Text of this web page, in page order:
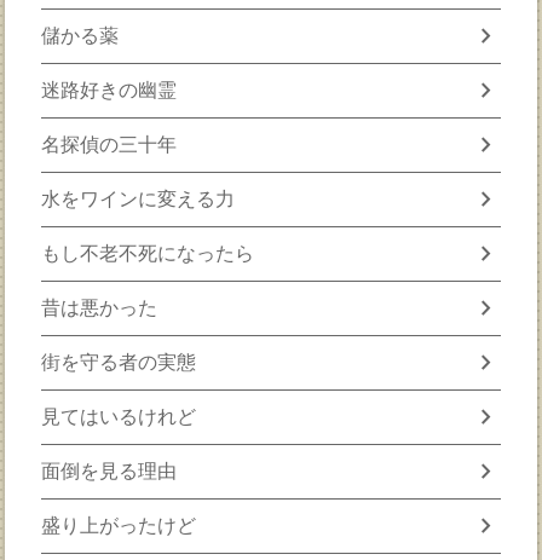
儲かる薬 chevron_right
迷路好きの幽霊 chevron_right
名探偵の三十年 chevron_right
水をワインに変える力 chevron_right
もし不老不死になったら chevron_right
昔は悪かった chevron_right
街を守る者の実態 chevron_right
見てはいるけれど chevron_right
面倒を見る理由 chevron_right
盛り上がったけど chevron_right